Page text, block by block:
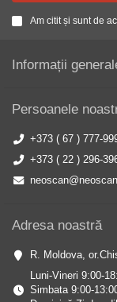
Am citit și sunt de
Informații
Persoanele
+373 ( 67 ) 777-
+373 ( 22 ) 296-
Adresa noastră
R. Moldova,
Luni-Vineri 9:00-
Simbata 9:00-